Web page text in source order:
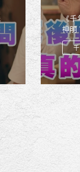
《千
神明
下來
與
帶您
面紗